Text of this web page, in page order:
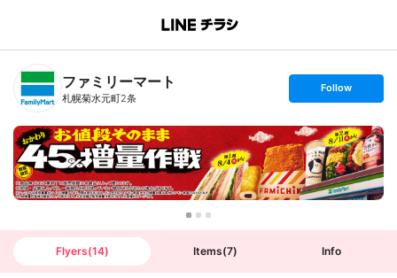
B
n
T
ファミリーマート
札幌菊水元町2条
s
t
o
l
l
o
w
Follow
Flyers(14) Items(7) Info